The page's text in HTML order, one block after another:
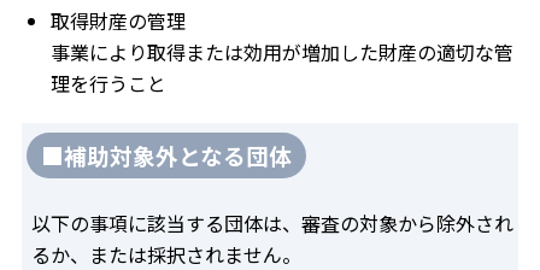
取得財産の管理
事業により取得または効用が増加した財産の適切な管
理を行うこと
■補助対象外となる団体
以下の事項に該当する団体は、審査の対象から除外され
るか、または採択されません。